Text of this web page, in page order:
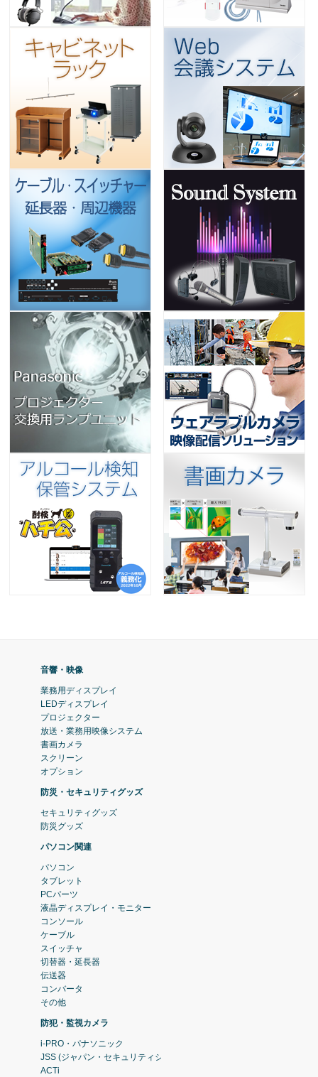
音響・映像
業務用ディスプレイ
LEDディスプレイ
プロジェクター
放送・業務用映像システム
書画カメラ
スクリーン
オプション
防災・セキュリティグッズ
セキュリティグッズ
防災グッズ
パソコン関連
パソコン
タブレット
PCパーツ
液晶ディスプレイ・モニター
コンソール
ケーブル
スイッチャ
切替器・延長器
伝送器
コンバータ
その他
防犯・監視カメラ
i-PRO・パナソニック
JSS (ジャパン・セキュリティシステム)
ACTi